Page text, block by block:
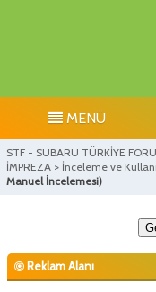
MENÜ
STF - SUBARU TÜRKİYE
İMPREZA > İnceleme ve
Manuel İncelemesi)
Reklam Alanı